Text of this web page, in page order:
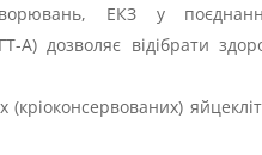
ЕКЗ у
А) дозволяє відібрати